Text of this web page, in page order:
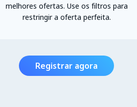
melhores ofertas. Use os filtros para
restringir a oferta perfeita.
Registrar agora